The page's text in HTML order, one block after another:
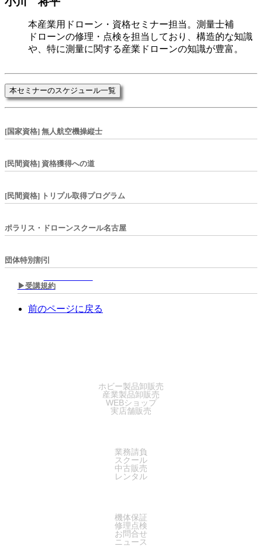
本産業用ドローン・資格セミナー担当。測量士補
ドローンの修理・点検を担当しており、構造的な知識
や、特に測量に関する産業ドローンの知識が豊富。
本セミナーのスケジュール一覧
[国家資格] 無人航空機操縦士
[民間資格] 資格獲得への道
[民間資格] トリプル取得プログラム
ポラリス・ドローンスクール名古屋
団体特別割引
▶︎受講規約
前のページに戻る
ホビー製品卸販売
産業製品卸販売
WEBショップ
実店舗販売
業務請負
スクール
中古販売
レンタル
機体保証
修理点検
お問合せ
ニュース